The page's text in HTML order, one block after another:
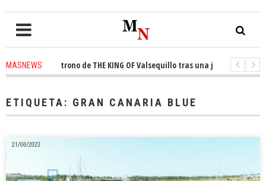
MASNEWSel trono de THE KING OF Valsequillo tras una jornada de
ETIQUETA: GRAN CANARIA BLUE
21/08/2023